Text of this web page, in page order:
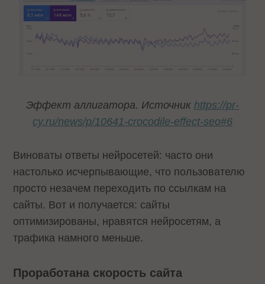
Эффект аллигатора. Источник https://pr-
cy.ru/news/p/10641-crocodile-effect-seo#6
Виноваты ответы нейросетей: часто они
настолько исчерпывающие, что пользователю
просто незачем переходить по ссылкам на
сайты. Вот и получается: сайты
оптимизированы, нравятся нейросетям, а
трафика намного меньше.
Проработана скорость сайта